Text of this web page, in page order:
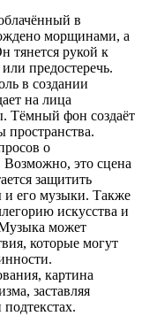
в
морщинами, а
тянется рукой к
предостеречь.
в создании
на лица
Тёмный фон создаёт
пространства.
о
это сцена
защитить
его музыки. Также
искусства и
Музыка может
которые могут
картина
заставляя